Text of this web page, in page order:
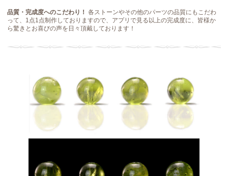
品質・完成度へのこだわり！ 各ストーンやその他のパーツの品質にもこだわ
って、1点1点制作しておりますので、アプリで見る以上の完成度に、皆様か
ら驚きとお喜びの声を日々頂戴しております！